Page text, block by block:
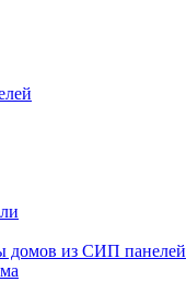
из СИП панелей